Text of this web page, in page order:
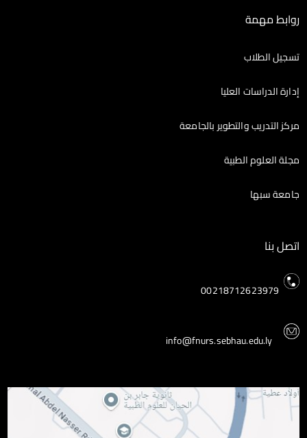
روابط مهمة
تسجيل الطلاب
إدارة الدراسات العليا
مركز التدريب والتطوير بالجامعة
مجلة العلوم الطبية
جامعة سبها
اتصل بنا
info@fnurs.sebhau.edu.ly